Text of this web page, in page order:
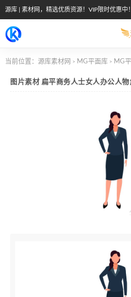
源库 | 素材网，精选优质资源！VIP限时优惠中！
当前位置： 源库素材网 > MG平面库 > MG
图片素材 扁平商务人士女人办公人